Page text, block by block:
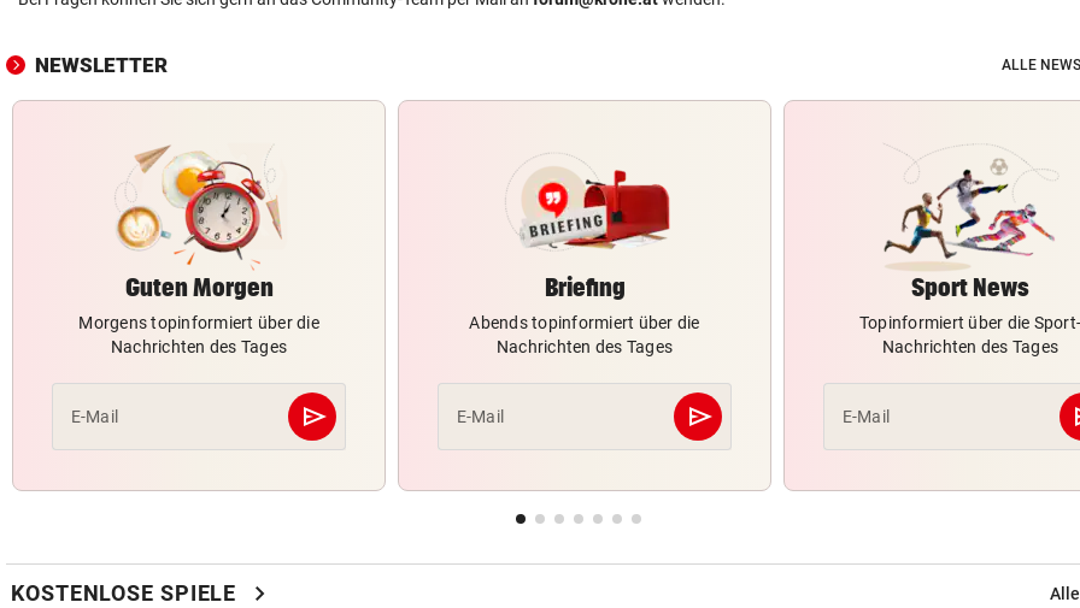
NEWSLETTER ALLE
Guten Morgen
Morgens topinformiert über die
Nachrichten des Tages
E-Mail send
Abschicken
Briefing
Abends topinformiert über die
Nachrichten des Tages
E-Mail send
Abschicken
Sport News
Topinformiert über die Sport-
Nachrichten des Tages
E-Mail
KOSTENLOSE SPIELE chevron_right